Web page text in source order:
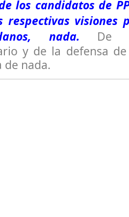
los candidatos de
respectivas
nada. De
y de la defensa
de nada.